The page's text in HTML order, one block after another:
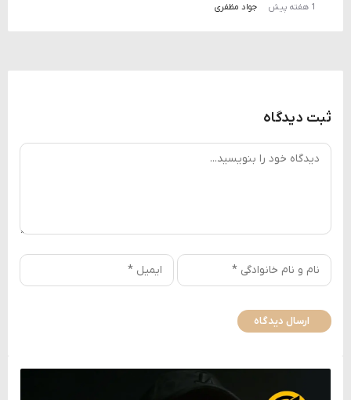
1 هفته پیش جواد مظفری
ثبت دیدگاه